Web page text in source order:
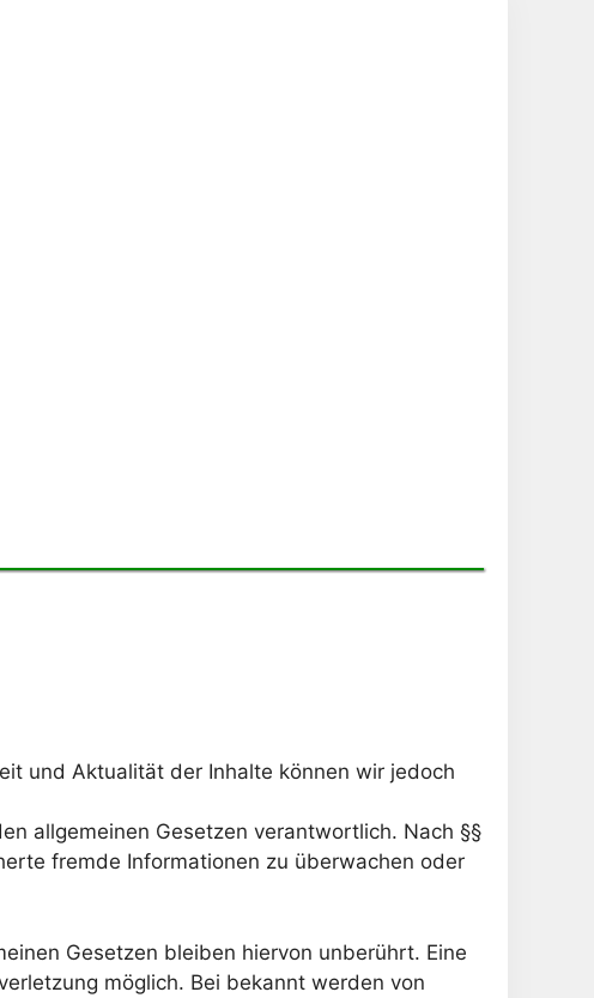
und Aktualität der Inhalte können wir jedoch
allgemeinen Gesetzen verantwortlich. Nach §§
fremde Informationen zu überwachen oder
Gesetzen bleiben hiervon unberührt. Eine
möglich. Bei bekannt werden von